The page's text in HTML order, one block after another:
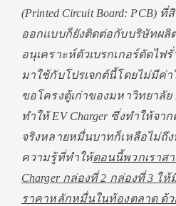
(Printed Circuit Board: PCB)
ออกแบบก็ยังติดต่อกับบริษัทผลิ
อนุเคราะห์ตัวเบรกเกอร์ตัดไฟ
มาใช้กับโปรเจกต์นี้โดยไม่มีค่
ขอโครงตู้เก่าของมหาวิทยาลั
ทำให้ EV Charger ซึ่งทำให้จ
จริงหลายหมื่นบาทก็เหลือไม่ถึ
ความรู้ที่ทำให้ตอนนี้พวกเราส
Charger กล่องที่ 2 กล่องที่ 3 ใ
ราคาหลักหมื่นในท้องตลาด ด้